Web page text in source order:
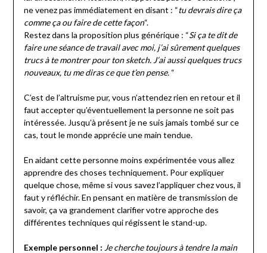
ne venez pas immédiatement en disant : “tu devrais dire ça
comme ça ou faire de cette façon“.
Restez dans la proposition plus générique : “Si ça te dit de
faire une séance de travail avec moi, j’ai sûrement quelques
trucs à te montrer pour ton sketch. J’ai aussi quelques trucs
nouveaux, tu me diras ce que t’en pense. “
C’est de l’altruisme pur, vous n’attendez rien en retour et il
faut accepter qu’éventuellement la personne ne soit pas
intéressée. Jusqu’à présent je ne suis jamais tombé sur ce
cas, tout le monde apprécie une main tendue.
En aidant cette personne moins expérimentée vous allez
apprendre des choses techniquement. Pour expliquer
quelque chose, même si vous savez l’appliquer chez vous, il
faut y réfléchir. En pensant en matière de transmission de
savoir, ça va grandement clarifier votre approche des
différentes techniques qui régissent le stand-up.
Exemple personnel : Je cherche toujours à tendre la main